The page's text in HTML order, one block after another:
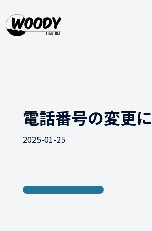
電話番号の変更
2025-01-25